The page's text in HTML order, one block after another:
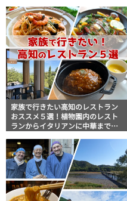
家族で行きたい高知のレストラン
おススメ５選！植物園内のレスト
ランからイタリアンに中華まで楽